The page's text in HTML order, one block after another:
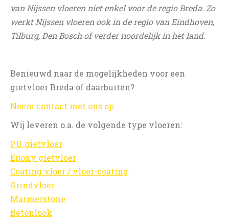
van Nijssen vloeren niet enkel voor de regio Breda. Zo
werkt Nijssen vloeren ook in de regio van Eindhoven,
Tilburg, Den Bosch of verder noordelijk in het land.
Benieuwd naar de mogelijkheden voor een
gietvloer Breda of daarbuiten?
Neem contact met ons op
Wij leveren o.a. de volgende type vloeren:
PU gietvloer
Epoxy gietvloer
Coating vloer / vloer-coating
Grindvloer
Marmerstone
Betonlook